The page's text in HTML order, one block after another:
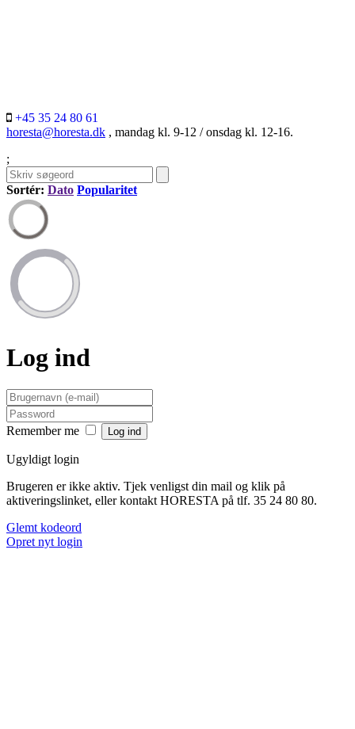
+45 35 24 80 61
horesta@horesta.dk , mandag kl. 9-12 / onsdag kl. 12-16.
;
Sortér: Dato Popularitet
Log ind
Remember me
Ugyldigt login
Brugeren er ikke aktiv. Tjek venligst din mail og klik på
aktiveringslinket, eller kontakt HORESTA på tlf. 35 24 80 80.
Glemt kodeord
Opret nyt login